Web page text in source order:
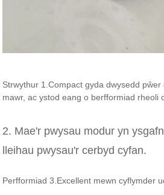
Strwythur 1.Compact gyda dwysedd
mawr, ac ystod eang o berfformiad rheoli
2. Mae'r pwysau modur yn
lleihau pwysau'r cerbyd cyfan.
Perfformiad 3.Excellent mewn cyflymder